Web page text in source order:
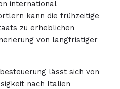
international
kann die frühzeitige
zu erheblichen
von langfristiger
lässt sich von
nach Italien